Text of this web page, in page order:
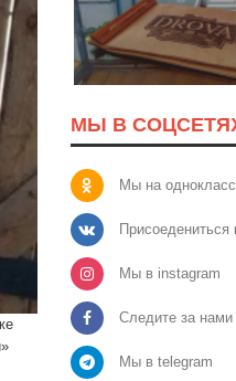
МЫ В
Мы на
Присоедениться
Мы в instagram
Следите за нами
Мы в telegram